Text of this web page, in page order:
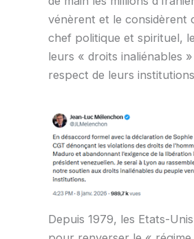
vénèrent et le considèrent
chef politique et spirituel,
leurs « droits inaliénables
respect de leurs
Depuis 1979, les Etats-